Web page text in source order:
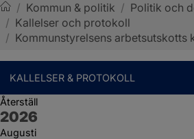
Sotenäs kommun
/ Kommun & politik / Politik och
/ Kallelser och protokoll
/ Kommunstyrelsens arbetsutskotts
KALLELSER & PROTOKOLL
Återställ
År:
2026
Augusti